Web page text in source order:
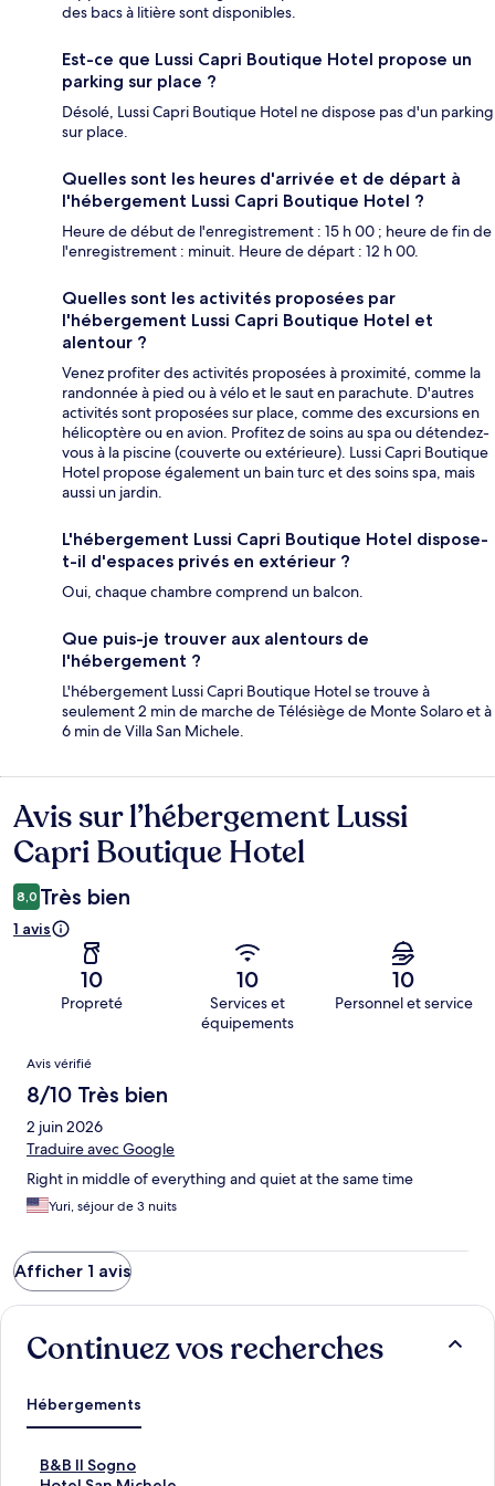
des bacs à litière sont disponibles.
Est-ce que Lussi Capri Boutique Hotel propose un
parking sur place ?
Désolé, Lussi Capri Boutique Hotel ne dispose pas d'un parking
sur place.
Quelles sont les heures d'arrivée et de départ à
l'hébergement Lussi Capri Boutique Hotel ?
Heure de début de l'enregistrement : 15 h 00 ; heure de fin de
l'enregistrement : minuit. Heure de départ : 12 h 00.
Quelles sont les activités proposées par
l'hébergement Lussi Capri Boutique Hotel et
alentour ?
Venez profiter des activités proposées à proximité, comme la
randonnée à pied ou à vélo et le saut en parachute. D'autres
activités sont proposées sur place, comme des excursions en
hélicoptère ou en avion. Profitez de soins au spa ou détendez-
vous à la piscine (couverte ou extérieure). Lussi Capri Boutique
Hotel propose également un bain turc et des soins spa, mais
aussi un jardin.
L'hébergement Lussi Capri Boutique Hotel dispose-
t-il d'espaces privés en extérieur ?
Oui, chaque chambre comprend un balcon.
Que puis-je trouver aux alentours de
l'hébergement ?
L'hébergement Lussi Capri Boutique Hotel se trouve à
seulement 2 min de marche de Télésiège de Monte Solaro et à
6 min de Villa San Michele.
Avis
Avis sur l’hébergement Lussi
Capri Boutique Hotel
8,0 Très bien
1 avis
10
Propreté
10
Services et
équipements
10
Personnel et service
Avis
Avis vérifié
8/10 Très bien
2 juin 2026
Traduire avec Google
Right in middle of everything and quiet at the same time
Yuri, séjour de 3 nuits
Afficher 1 avis
Continuez vos recherches
Hébergements
B&B Il Sogno
L